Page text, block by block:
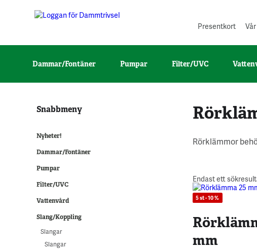
Presentkort
Dammar/Fontäner Pumpar Filter/UVC
Snabbmeny
Nyheter!
Dammar/Fontäner
Pumpar
Filter/UVC
Vattenvård
Slang/Koppling
Slangar
Slangar
Rörklämmor
Endast ett
5 st - 10 %
mm